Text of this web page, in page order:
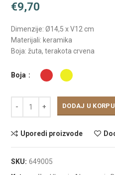
€
Dimenzije: Ø14,5 x V12 cm
Materijali: keramika
Boja: žuta, terakota crvena
Boja
DODAJ U KORPU
Uporedi proizvode
SKU: 649005